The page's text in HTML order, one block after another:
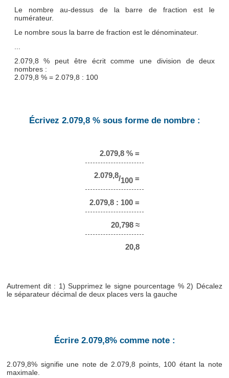
Le nombre au-dessus de la barre de fraction est le
numérateur.
Le nombre sous la barre de fraction est le dénominateur.
2.079,8 % peut être écrit comme une division de deux
nombres :
2.079,8 % = 2.079,8 : 100
Écrivez 2.079,8 % sous forme de nombre :
2.079,8 % =
2.079,8/100 =
2.079,8 : 100 =
20,798 ≈
20,8
Autrement dit : 1) Supprimez le signe pourcentage % 2) Décalez
le séparateur décimal de deux places vers la gauche
Écrire 2.079,8% comme note :
2.079,8% signifie une note de 2.079,8 points, 100 étant la note
maximale.